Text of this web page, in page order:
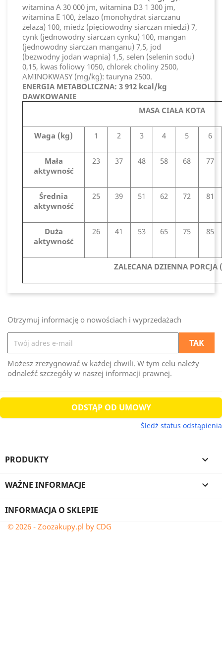
witamina A 30 000 jm, witamina D3 1 300 jm,
witamina E 100, żelazo (monohydrat siarczanu
żelaza) 100, miedz (pięciowodny siarczan miedzi) 7,
cynk (jednowodny siarczan cynku) 100, mangan
(jednowodny siarczan manganu) 7,5, jod
(bezwodny jodan wapnia) 1,5, selen (selenin sodu)
0,15, kwas foliowy 1050, chlorek choliny 2500,
AMINOKWASY (mg/kg): tauryna 2500.
ENERGIA METABOLICZNA: 3 912 kcal/kg
DAWKOWANIE
MASA CIAŁA KOTA
Waga (kg) 1 2 3 4 5 6
Mała
aktywność
23 37 48 58 68 77
Średnia
aktywność
25 39 51 62 72 81
Duża
aktywność
26 41 53 65 75 85
ZALECANA DZIENNA PORCJA
Otrzymuj informację o nowościach i wyprzedażach
Możesz zrezygnować w każdej chwili. W tym celu należy
odnaleźć szczegóły w naszej informacji prawnej.
ODSTĄP OD UMOWY
Śledź status odstąpienia
PRODUKTY 
WAŻNE INFORMACJE 
INFORMACJA O SKLEPIE
© 2026 - Zoozakupy.pl by CDG